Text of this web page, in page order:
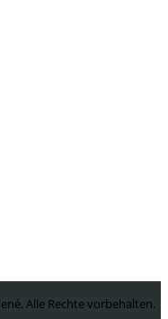
Alle Rechte vorbehalten.